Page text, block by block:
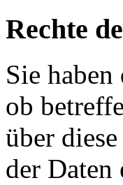
Rechte
Sie
ob
über
der